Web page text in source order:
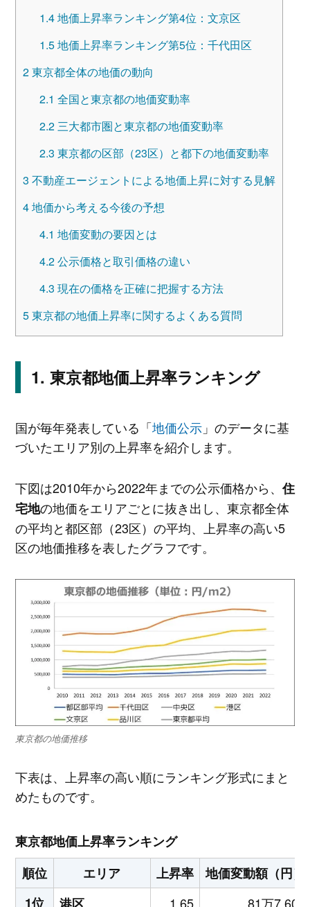
1.4地価上昇率ランキング第4位：文京区
1.5地価上昇率ランキング第5位：千代田区
2東京都全体の地価の動向
2.1 全国と東京都の地価変動率
2.2三大都市圏と東京都の地価変動率
2.3 東京都の区部（23区）と都下の地価変動率
3 不動産エージェントによる地価上昇に対する見解
4地価から考える今後の予想
4.1 地価変動の要因とは
4.2公示価格と取引価格の違い
4.3 現在の価格を正確に把握する方法
5東京都の地価上昇率に関するよくある質問
東京都地価上昇率ランキング
国が毎年発表している「地価公示」のデータに基
づいたエリア別の上昇率を紹介します。
下図は2010年から2022年までの公示価格から、住
宅地の地価をエリアごとに抜き出し、東京都全体
の平均と都区部（23区）の平均、上昇率の高い5
区の地価推移を表したグラフです。
東京都の地価推移
下表は、上昇率の高い順にランキング形式にまと
めたものです。
東京都地価上昇率ランキング
順位
エリア 上昇率
地価変動額（円）
1位
港区 1.65 81万7,600